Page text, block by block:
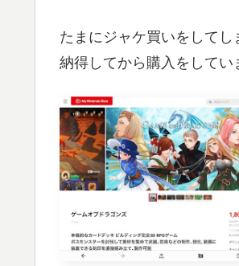
たまにジャケ買いをして
納得してから購入をしてい